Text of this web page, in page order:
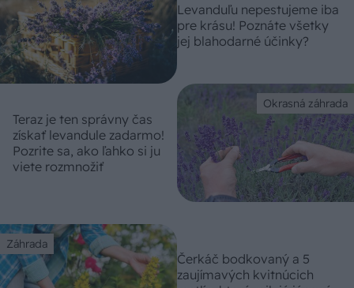
Levanduľu nepestujeme iba
pre krásu! Poznáte všetky
jej blahodarné účinky?
Okrasná záhrada
Teraz je ten správny čas
získať levandule zadarmo!
Pozrite sa, ako ľahko si ju
viete rozmnožiť
Záhrada
Čerkáč bodkovaný a 5
zaujímavých kvitnúcich